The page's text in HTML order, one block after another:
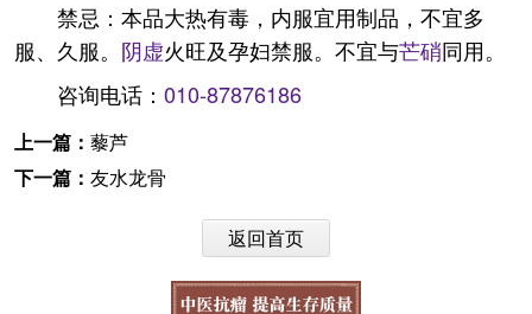
禁忌：本品大热有毒，内服宜用制品，不宜多
服、久服。 阴虚火旺及孕妇禁服。不宜与芒硝同用。
咨询电话： 010-87876186
上一篇： 藜芦
下一篇： 友水龙骨
返回首页